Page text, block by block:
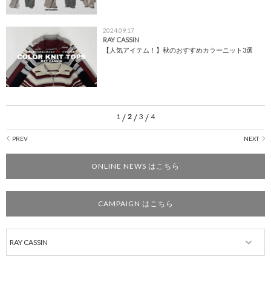
2024.09.17
RAY CASSIN
【人気アイテム！】秋のおすすめカラーニット3選
1 / 2 / 3 / 4
ONLINE NEWS はこちら
CAMPAIGN はこちら